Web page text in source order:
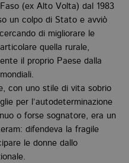
(ex Alto Volta) dal 1983
un colpo di Stato e avviò
di migliorare le
quella rurale,
il proprio Paese dalla
con uno stile di vita sobrio
per l’autodeterminazione
o forse sognatore, era un
difendeva la fragile
le donne dallo